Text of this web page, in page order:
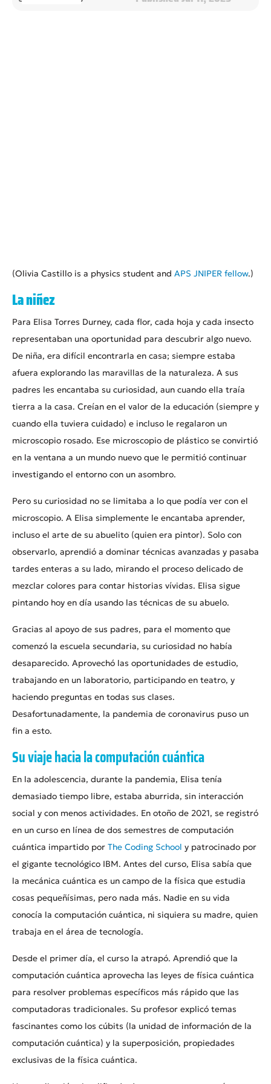
(Olivia Castillo is a physics student and APS JNIPER fellow.)
La niñez
Para Elisa Torres Durney, cada flor, cada hoja y cada insecto
representaban una oportunidad para descubrir algo nuevo.
De niña, era difícil encontrarla en casa; siempre estaba
afuera explorando las maravillas de la naturaleza. A sus
padres les encantaba su curiosidad, aun cuando ella traía
tierra a la casa. Creían en el valor de la educación (siempre y
cuando ella tuviera cuidado) e incluso le regalaron un
microscopio rosado. Ese microscopio de plástico se convirtió
en la ventana a un mundo nuevo que le permitió continuar
investigando el entorno con un asombro.
Pero su curiosidad no se limitaba a lo que podía ver con el
microscopio. A Elisa simplemente le encantaba aprender,
incluso el arte de su abuelito (quien era pintor). Solo con
observarlo, aprendió a dominar técnicas avanzadas y pasaba
tardes enteras a su lado, mirando el proceso delicado de
mezclar colores para contar historias vívidas. Elisa sigue
pintando hoy en día usando las técnicas de su abuelo.
Gracias al apoyo de sus padres, para el momento que
comenzó la escuela secundaria, su curiosidad no había
desaparecido. Aprovechó las oportunidades de estudio,
trabajando en un laboratorio, participando en teatro, y
haciendo preguntas en todas sus clases.
Desafortunadamente, la pandemia de coronavirus puso un
fin a esto.
Su viaje hacia lacomputación cuántica
En la adolescencia, durante la pandemia, Elisa tenía
demasiado tiempo libre, estaba aburrida, sin interacción
social y con menos actividades. En otoño de 2021, se registró
en un curso en línea de dos semestres de computación
cuántica impartido por The Coding School y patrocinado por
el gigante tecnológico IBM. Antes del curso, Elisa sabía que
la mecánica cuántica es un campo de la física que estudia
cosas pequeñísimas, pero nada más. Nadie en su vida
conocía la computación cuántica, ni siquiera su madre, quien
trabaja en el área de tecnología.
Desde el primer día, el curso la atrapó. Aprendió que la
computación cuántica aprovecha las leyes de física cuántica
para resolver problemas específicos más rápido que las
computadoras tradicionales. Su profesor explicó temas
fascinantes como los cúbit​​s (la unidad de información de la
computación cuántica) y la superposición, propiedades
exclusivas de la física cuántica.